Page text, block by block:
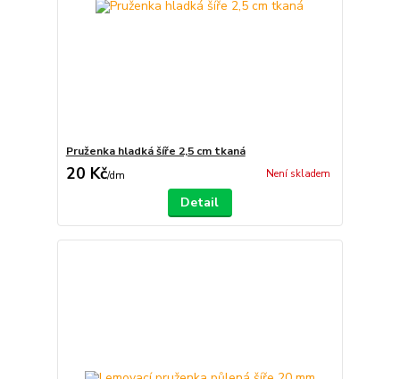
Pruženka hladká šíře 2,5 cm tkaná
20 Kč/dm Není skladem
Detail